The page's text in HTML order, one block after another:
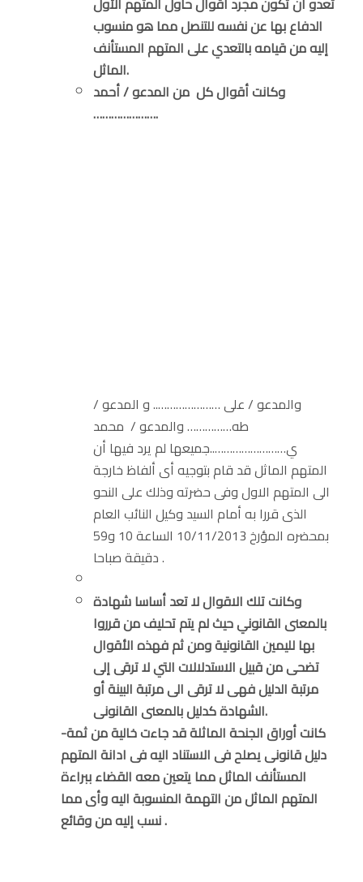
الدفاع بها عن نفسه للتنصل مما هو منسوب
إليه من قيامه بالتعدي على المتهم المستأنف
الماثل.
وكانت أقوال كل من المدعو / أحمد
………………….
والمدعو / على ………………….. و المدعو /
طه…………… والمدعو / محمد
ي……………………..جميعها لم يرد فيها أن
المتهم الماثل قد قام بتوجيه أى ألفاظ خارجة
الى المتهم الاول وفى حضرته وذلك على النحو
الذى قررا به أمام السيد وكيل النائب العام
بمحضره المؤرخ 10/11/2013 الساعة 10 و59
دقيقة صباحا .
وكانت تلك الاقوال لا تعد أساسا شهادة
بالمعنى القانوني حيث لم يتم تحليف من قرروا
بها لليمين القانونية ومن ثم فهذه الأقوال
تضحى من قبيل الاستدلالات التي لا ترقى إلى
مرتبة الدليل فهى لا ترقى الى مرتبة البينة أو
الشهادة كدليل بالمعنى القانونى.
-كانت أوراق الجنحة الماثلة قد جاءت خالية من ثمة
دليل قانونى يصلح فى الاستناد اليه فى ادانة المتهم
المستأنف الماثل مما يتعين معه القضاء ببراءة
المتهم الماثل من التهمة المنسوبة اليه وأى مما
نسب إليه من وقائع .